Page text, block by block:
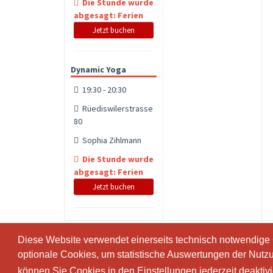
Diese Website verwendet einerseits technisch
optionale Cookies, um statistische Auswertungen der
können Sie Cookies in den Einstellungen jederzeit
Diese Website verwendet einerseits technisch
optionale Cookies, um statistische Auswertungen der
können Sie Cookies in den Einstellungen jederzeit
Die Stunde wurde
abgesagt: Ferien
Jetzt buchen
Dynamic Yoga
19:30 - 20:30
Rüediswilerstrasse
80
Sophia Zihlmann
Die Stunde wurde
abgesagt: Ferien
Jetzt buchen